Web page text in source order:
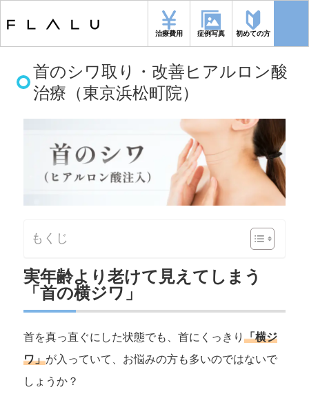
治療費用 症例写真 初めての方
首のシワ取り・改善ヒアルロン酸治療（東
京浜松町院）
首のシワ取り・改善ヒアルロン酸
治療（東京浜松町院）
もくじ
実年齢より老けて見えてしまう
「首の横ジワ」
首を真っ直ぐにした状態でも、首にくっきり 「横ジ
ワ」が入っていて、お悩みの方も多いのではないで
しょうか？